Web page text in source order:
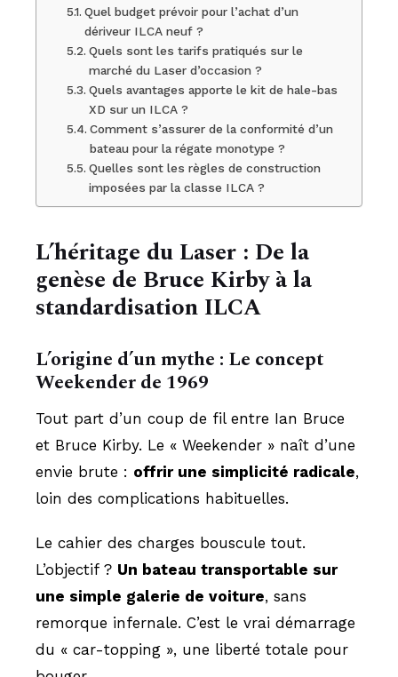
Quel budget prévoir pour l’achat d’un
dériveur ILCA neuf ?
Quels sont les tarifs pratiqués sur le
marché du Laser d’occasion ?
Quels avantages apporte le kit de hale-bas
XD sur un ILCA ?
Comment s’assurer de la conformité d’un
bateau pour la régate monotype ?
Quelles sont les règles de construction
imposées par la classe ILCA ?
L’héritage du Laser : De la
genèse de Bruce Kirby à la
standardisation ILCA
L’origine d’un mythe : Le concept
Weekender de 1969
Tout part d’un coup de fil entre Ian Bruce
et Bruce Kirby. Le « Weekender » naît d’une
envie brute : offrir une simplicité radicale,
loin des complications habituelles.
Le cahier des charges bouscule tout.
L’objectif ? Un bateau transportable sur
une simple galerie de voiture, sans
remorque infernale. C’est le vrai démarrage
du « car-topping », une liberté totale pour